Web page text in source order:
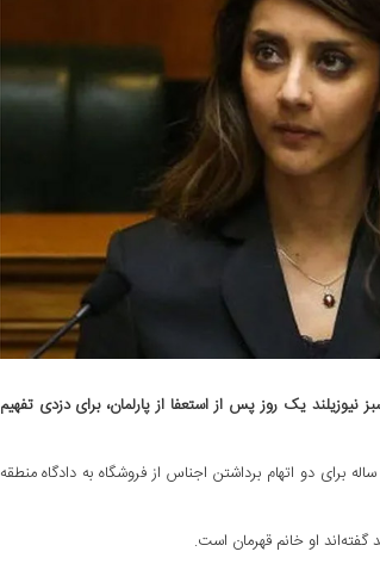
نیوزیلند یک روز پس از استعفا از پارلمان، برای دزدی تفهیم
پلیس نیوزیلند در بیانیه‌ای گفت که یک زن ۴۳ ساله برای دو اتهام برداشتن اجناس از فروشگاه به دادگاه منطقه
گفته‌اند او خانم قهرمان است.